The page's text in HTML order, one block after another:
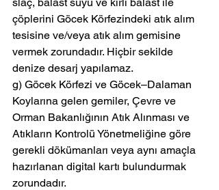
çöplerini Göcek Körfezindeki atık alım
tesisine ve/veya atık alım gemisine
vermek zorundadır. Hiçbir sekilde
denize desarj yapılamaz.
g) Göcek Körfezi ve Göcek–Dalaman
Koylarına gelen gemiler, Çevre ve
Orman Bakanlığının Atık Alınması ve
Atıkların Kontrolü Yönetmeliğine göre
gerekli dökümanları veya aynı amaçla
hazırlanan digital kartı bulundurmak
zorundadır.